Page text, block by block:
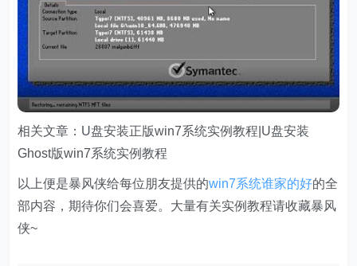
相关文章：U盘安装正版win7系统实例教程|U盘安装
Ghost版win7系统实例教程
以上便是暴风侠给每位朋友提供的win7系统谁家的好的全
部内容，期待你们会喜爱。大量有关实例教程请收藏暴风
侠~